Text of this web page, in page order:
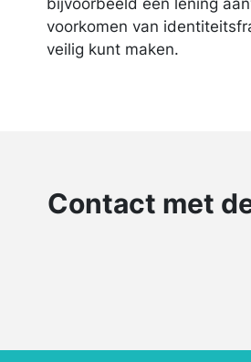
bijvoorbeeld een lening
voorkomen van
veilig kunt maken.
Contact met